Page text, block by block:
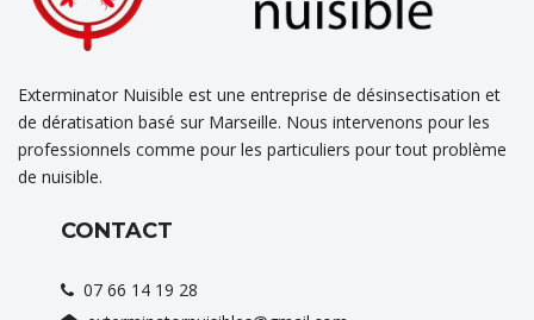
Exterminator Nuisible est une entreprise de désinsectisation et
de dératisation basé sur Marseille. Nous intervenons pour les
professionnels comme pour les particuliers pour tout problème
de nuisible.
CONTACT
07 66 14 19 28